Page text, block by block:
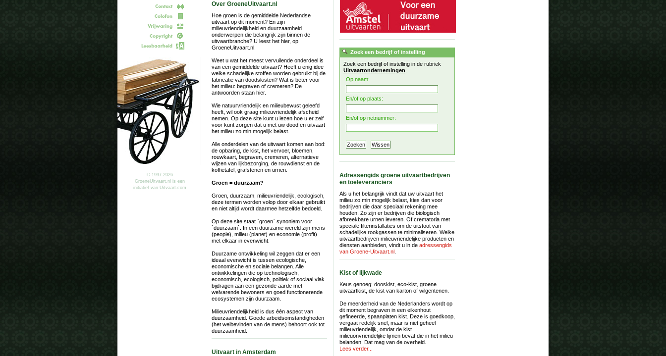
© 1997-2026
GroeneUitvaart.nl is een
initiatief van Uitvaart.com
Over GroeneUitvaart.nl
Hoe groen is de gemiddelde Nederlandse
uitvaart op dit moment? En zijn
milieuvriendelijkheid en duurzaamheid
onderwerpen die belangrijk zijn binnen de
uitvaartbranche? U leest het hier, op
GroeneUitvaart.nl.
Weet u wat het meest vervuilende onderdeel is
van een gemiddelde uitvaart? Heeft u enig idee
welke schadelijke stoffen worden gebruikt bij de
fabricatie van doodskisten? Wat is beter voor
het milieu: begraven of cremeren? De
antwoorden staan hier.
Wie natuurvriendelijk en milieubewust geleefd
heeft, wil ook graag milieuvriendelijk afscheid
nemen. Op deze site kunt u lezen hoe u er zelf
voor kunt zorgen dat u met uw dood en uitvaart
het milieu zo min mogelijk belast.
Alle onderdelen van de uitvaart komen aan bod:
de opbaring, de kist, het vervoer, bloemen,
rouwkaart, begraven, cremeren, alternatieve
wijzen van lijkbezorging, de rouwdienst en de
koffietafel, grafstenen en urnen.
Groen = duurzaam?
Groen, duurzaam, milieuvriendelijk, ecologisch,
deze termen worden volop door elkaar gebruikt
en niet altijd wordt daarmee hetzelfde bedoeld.
Op deze site staat `groen` synoniem voor
`duurzaam`. In een duurzame wereld zijn mens
(people), milieu (planet) en economie (profit)
met elkaar in evenwicht.
Duurzame ontwikkeling wil zeggen dat er een
ideaal evenwicht is tussen ecologische,
economische en sociale belangen. Alle
ontwikkelingen die op technologisch,
economisch, ecologisch, politiek of sociaal vlak
bijdragen aan een gezonde aarde met
welvarende bewoners en goed functionerende
ecosystemen zijn duurzaam.
Milieuvriendelijkheid is dus één aspect van
duurzaamheid. Goede arbeidsomstandigheden
(het welbevinden van de mens) behoort ook tot
duurzaamheid.
Uitvaart in Amsterdam
Zoek een bedrijf of instelling
Zoek een bedrijf of instelling in de rubriek
Uitvaartondernemingen
Op naam:
En/of op plaats:
En/of op netnummer:
Adressengids groene uitvaartbedrijven
en toeleveranciers
Als u het belangrijk vindt dat uw uitvaart het
milieu zo min mogelijk belast, kies dan voor
bedrijven die daar speciaal rekening mee
houden. Zo zijn er bedrijven die biologisch
afbreekbare urnen leveren. Of crematoria met
speciale filterinstallaties om de uitstoot van
schadelijke rookgassen te minimaliseren. Welke
uitvaartbedrijven milieuvriendelijke producten en
diensten aanbieden, vindt u in de adressengids
van Groene-Uitvaart.nl
Kist of lijkwade
Keus genoeg: dooskist, eco-kist, groene
uitvaartkist, de kist van karton of wilgentenen.
De meerderheid van de Nederlanders wordt op
dit moment begraven in een eikenhout
gefineerde, spaanplaten kist. Deze is goedkoop,
vergaat redelijk snel, maar is niet geheel
milieuvriendelijk, omdat de kist
milieuonvriendelijke lijmen bevat die in het milieu
belanden. Dat mag van de overheid.
Lees verder...